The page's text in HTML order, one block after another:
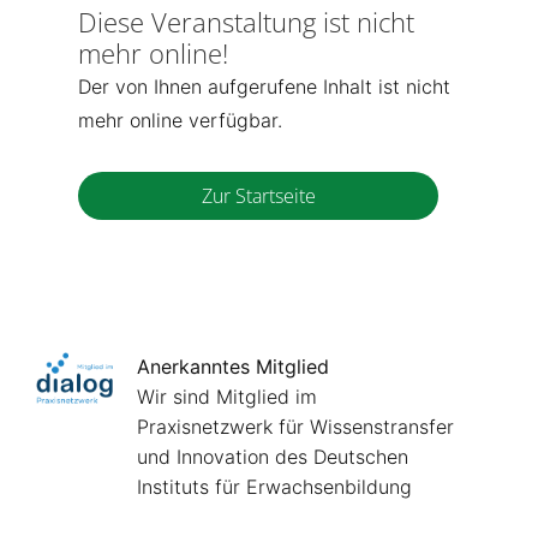
Diese Veranstaltung ist nicht
mehr online!
Der von Ihnen aufgerufene Inhalt ist nicht
mehr online verfügbar.
Zur Startseite
Anerkanntes Mitglied
Wir sind Mitglied im
Praxisnetzwerk für Wissenstransfer
und Innovation des Deutschen
Instituts für Erwachsenbildung